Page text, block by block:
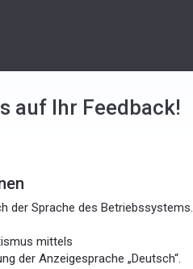
auf Ihr Feedback!
der Sprache des Betriebssystems.
mittels
der Anzeigesprache „Deutsch“.